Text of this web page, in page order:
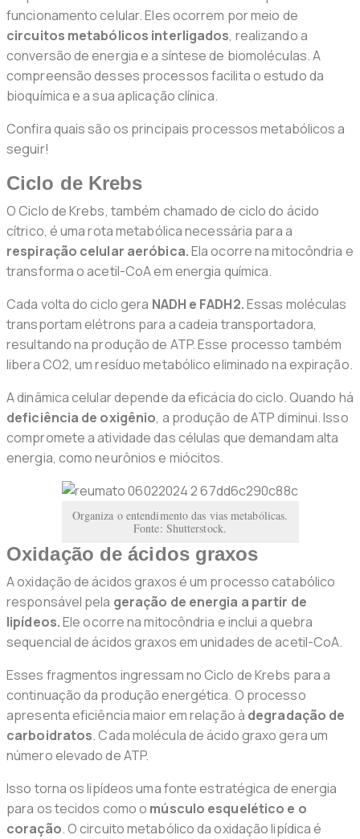
funcionamento celular. Eles ocorrem por meio de
circuitos metabólicos interligados, realizando a
conversão de energia e a síntese de biomoléculas. A
compreensão desses processos facilita o estudo da
bioquímica e a sua aplicação clínica.
Confira quais são os principais processos metabólicos a
seguir!
Ciclo de Krebs
O Ciclo de Krebs, também chamado de ciclo do ácido
cítrico, é uma rota metabólica necessária para a
respiração celular aeróbica.Ela ocorre na mitocôndria e
transforma o acetil-CoA em energia química.
Cada volta do ciclo gera NADH e FADH2.Essas moléculas
transportam elétrons para a cadeia transportadora,
resultando na produção de ATP. Esse processo também
libera CO2, um resíduo metabólico eliminado na expiração.
A dinâmica celular depende da eficácia do ciclo. Quando há
deficiência de oxigênio, a produção de ATP diminui. Isso
compromete a atividade das células que demandam alta
energia, como neurônios e miócitos.
Organiza o entendimento das vias metabólicas.
Fonte: Shutterstock.
Oxidação de ácidos graxos
A oxidação de ácidos graxos é um processo catabólico
responsável pela geração de energia a partir de
lipídeos.Ele ocorre na mitocôndria e inclui a quebra
sequencial de ácidos graxos em unidades de acetil-CoA.
Esses fragmentos ingressam no Ciclo de Krebs para a
continuação da produção energética. O processo
apresenta eficiência maior em relação à degradação de
carboidratos. Cada molécula de ácido graxo gera um
número elevado de ATP.
Isso torna os lipídeos uma fonte estratégica de energia
para os tecidos como o músculo esquelético e o
coração. O circuito metabólico da oxidação lipídica é